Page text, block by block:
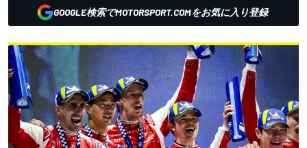
GOOGLE検索でMOTORSPORT.COMをお気に入り登録